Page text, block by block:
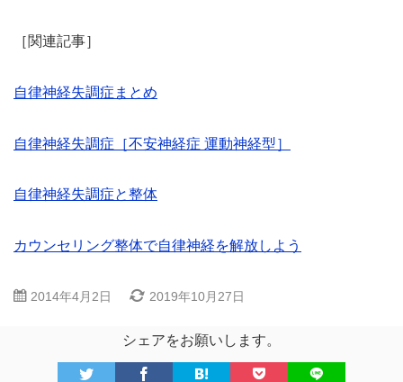
［関連記事］
自律神経失調症まとめ
自律神経失調症［不安神経症 運動神経型］
自律神経失調症と整体
カウンセリング整体で自律神経を解放しよう
2014年4月2日 2019年10月27日
シェアをお願いします。